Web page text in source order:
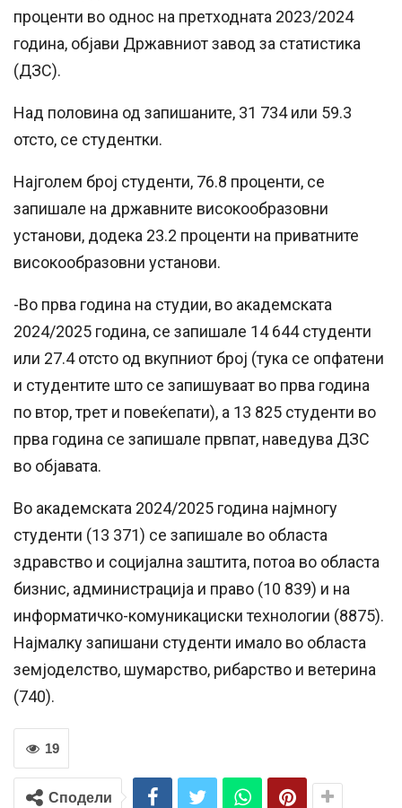
проценти во однос на претходната 2023/2024
година, објави Државниот завод за статистика
(ДЗС).
Над половина од запишаните, 31 734 или 59.3
отсто, се студентки.
Најголем број студенти, 76.8 проценти, се
запишале на државните високообразовни
установи, додека 23.2 проценти на приватните
високообразовни установи.
-Во прва година на студии, во академската
2024/2025 година, се запишале 14 644 студенти
или 27.4 отсто од вкупниот број (тука се опфатени
и студентите што се запишуваат во прва година
по втор, трет и повеќепати), а 13 825 студенти во
прва година се запишале првпат, наведува ДЗС
во објавата.
Во академската 2024/2025 година најмногу
студенти (13 371) се запишале во областа
здравство и социјална заштита, потоа во областа
бизнис, администрација и право (10 839) и на
информатичко-комуникациски технологии (8875).
Најмалку запишани студенти имало во областа
земјоделство, шумарство, рибарство и ветерина
(740).
19
Сподели